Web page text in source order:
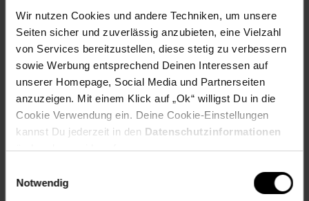
Wir nutzen Cookies und andere Techniken, um unsere
Seiten sicher und zuverlässig anzubieten, eine Vielzahl
von Services bereitzustellen, diese stetig zu verbessern
sowie Werbung entsprechend Deinen Interessen auf
unserer Homepage, Social Media und Partnerseiten
anzuzeigen. Mit einem Klick auf „Ok“ willigst Du in die
Cookie Verwendung ein. Deine Cookie-Einstellungen
kannst Du jederzeit in den Datenschutzinformationen
ändern bzw. widerrufen.
Notwendig
Pflegeaufwand: Mittel
Lichtbedarf: Halbschattig-Sonnig
Wasserbedarf: Mittel
Rückschnitt: Rückschnitt nach der Blüte.
Schnittverträglichkeit: Schlecht
Bodenansprüche: humos und gut durchlässig
Nährstoffgehalt: Mittel
Frosthärte: bis -15 °C
Verwendung: Im Bauerngarten,Im Naturgarten,Bauerngarten,
Bienenweide, Waldgarten, Schnittblume, Naturgarten
Eigenschaften